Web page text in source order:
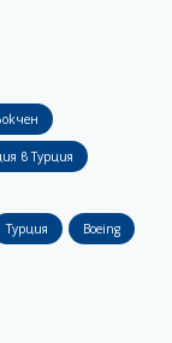
в Турция
Турция Boeing